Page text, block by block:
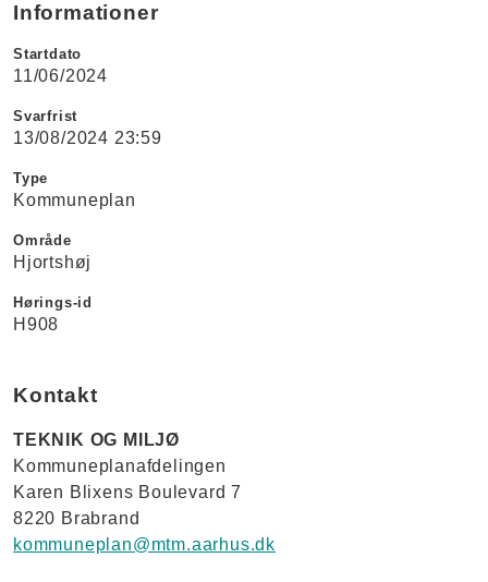
Informationer
Startdato
11/06/2024
Svarfrist
13/08/2024 23:59
Type
Kommuneplan
Område
Hjortshøj
Hørings-id
H908
Kontakt
TEKNIK OG MILJØ
Kommuneplanafdelingen
Karen Blixens Boulevard 7
8220 Brabrand
kommuneplan@mtm.aarhus.dk